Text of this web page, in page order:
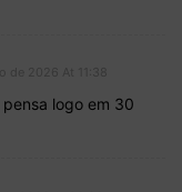
pensa logo em 30